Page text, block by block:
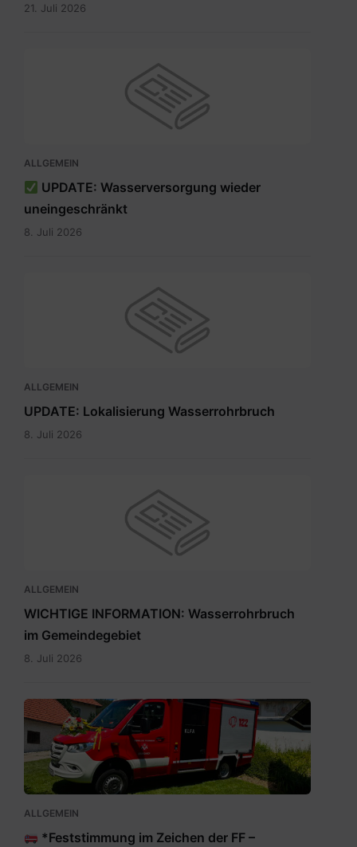
21. Juli 2026
ALLGEMEIN
UPDATE: Wasserversorgung wieder
uneingeschränkt
8. Juli 2026
ALLGEMEIN
UPDATE: Lokalisierung Wasserrohrbruch
8. Juli 2026
ALLGEMEIN
WICHTIGE INFORMATION: Wasserrohrbruch
im Gemeindegebiet
8. Juli 2026
IMG-
20260705-
WA0009.jpg
ALLGEMEIN
*Feststimmung im Zeichen der FF –